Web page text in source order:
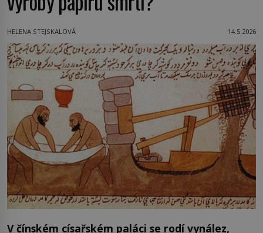
HELENA STEJSKALOVÁ 14.5.2026
V čínském císařském paláci se rodí vynález,